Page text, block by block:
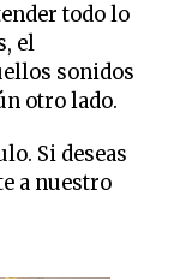
todo lo
el
sonidos
otro lado.
Si deseas
a nuestro